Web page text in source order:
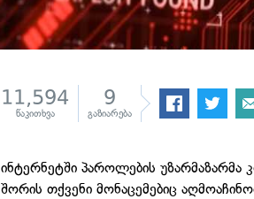
11,594
წაკითხვა
9
გაზიარება
ინტერნეტში პაროლების უზარმაზარმა
შორის თქვენი მონაცემებიც